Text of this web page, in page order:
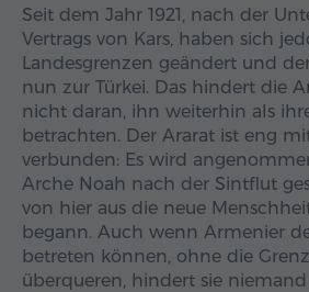
Seit dem Jahr 1921, nach der
Vertrags von Kars, haben sich
Landesgrenzen geändert und
nun zur Türkei. Das hindert die
nicht daran, ihn weiterhin als
betrachten. Der Ararat ist eng
verbunden: Es wird
Arche Noah nach der Sintflut
von hier aus die neue
begann. Auch wenn Armenier
betreten können, ohne die
überqueren, hindert sie